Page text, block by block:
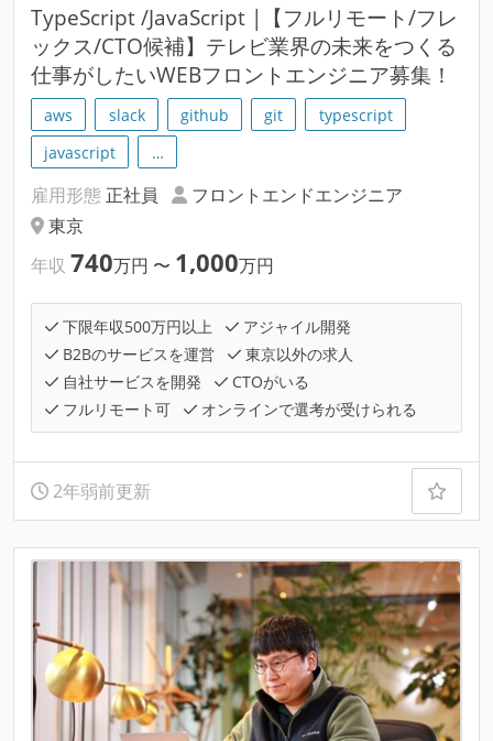
TypeScript /JavaScript |【フルリモート/フレ
ックス/CTO候補】テレビ業界の未来をつくる
仕事がしたいWEBフロントエンジニア募集！
aws slack github git
typescript
javascript
…
雇用形態 正社員
フロントエンドエンジニア
東京
年収 740万円 〜 1,000万円
下限年収500万円以上
アジャイル開発
B2Bのサービスを運営
東京以外の求人
自社サービスを開発
CTOがいる
フルリモート可
オンラインで選考が受けられる
2年弱前更新